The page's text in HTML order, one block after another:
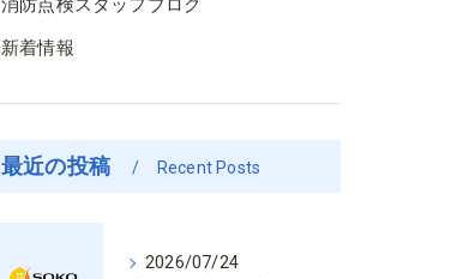
消防点検スタッフブログ
新着情報
最近の投稿 Recent Posts
2026/07/24